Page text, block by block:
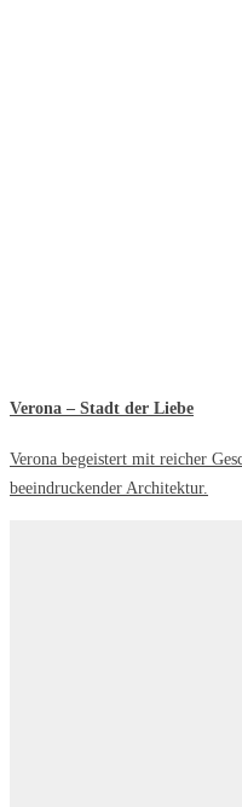
Verona – Stadt der Liebe
Verona begeistert mit reicher
beeindruckender Architektur.